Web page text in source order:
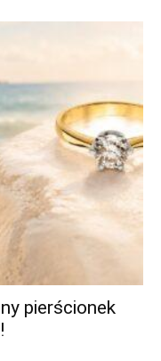
pierścionek